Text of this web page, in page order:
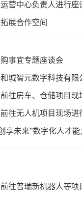
营中心负责人进行座
展合作空间
事宜专题座谈会
城智元数字科技有
往房车、仓储项目现
往无人机项目现场进
享未来”数字化人才
往普瑞新机器人等